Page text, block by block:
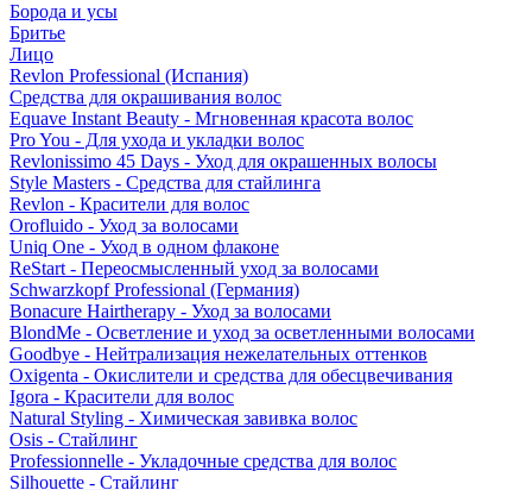
Борода и усы
Бритье
Лицо
Revlon Professional (Испания)
Средства для окрашивания волос
Equave Instant Beauty - Мгновенная красота волос
Pro You - Для ухода и укладки волос
Revlonissimo 45 Days - Уход для окрашенных волосы
Style Masters - Средства для стайлинга
Revlon - Красители для волос
Orofluido - Уход за волосами
Uniq One - Уход в одном флаконе
ReStart - Переосмысленный уход за волосами
Schwarzkopf Professional (Германия)
Bonacure Hairtherapy - Уход за волосами
BlondMe - Осветление и уход за осветленными волосами
Goodbye - Нейтрализация нежелательных оттенков
Oxigenta - Окислители и средства для обесцвечивания
Igora - Красители для волос
Natural Styling - Химическая завивка волос
Osis - Стайлинг
Professionnelle - Укладочные средства для волос
Silhouette - Стайлинг